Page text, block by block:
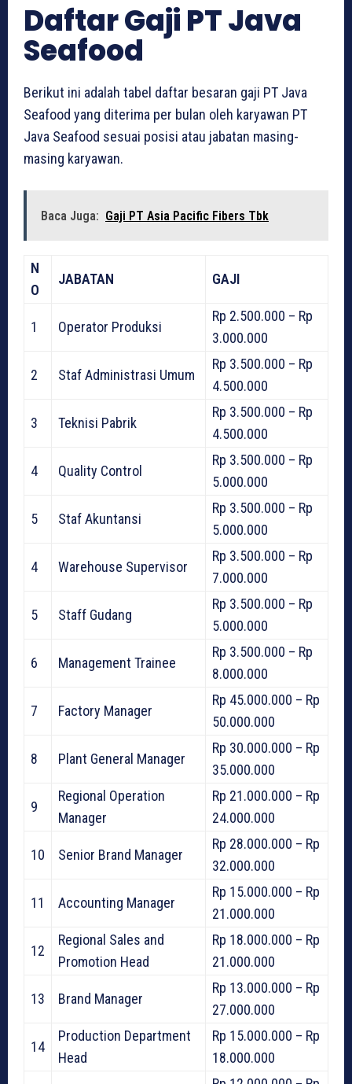
Daftar Gaji PT Java
Seafood
Berikut ini adalah tabel daftar besaran gaji PT Java
Seafood yang diterima per bulan oleh karyawan PT
Java Seafood sesuai posisi atau jabatan masing-
masing karyawan.
Baca Juga: Gaji PT Asia Pacific Fibers Tbk
N
O
JABATAN GAJI
1 Operator Produksi
Rp 2.500.000 – Rp
3.000.000
2 Staf Administrasi Umum
Rp 3.500.000 – Rp
4.500.000
3 Teknisi Pabrik
Rp 3.500.000 – Rp
4.500.000
4 Quality Control
Rp 3.500.000 – Rp
5.000.000
5 Staf Akuntansi
Rp 3.500.000 – Rp
5.000.000
4 Warehouse Supervisor
Rp 3.500.000 – Rp
7.000.000
5 Staff Gudang
Rp 3.500.000 – Rp
5.000.000
6 Management Trainee
Rp 3.500.000 – Rp
8.000.000
7 Factory Manager
Rp 45.000.000 – Rp
50.000.000
8 Plant General Manager
Rp 30.000.000 – Rp
35.000.000
9
Regional Operation
Manager
Rp 21.000.000 – Rp
24.000.000
10 Senior Brand Manager
Rp 28.000.000 – Rp
32.000.000
11 Accounting Manager
Rp 15.000.000 – Rp
21.000.000
12
Regional Sales and
Promotion Head
Rp 18.000.000 – Rp
21.000.000
13 Brand Manager
Rp 13.000.000 – Rp
27.000.000
14
Production Department
Head
Rp 15.000.000 – Rp
18.000.000